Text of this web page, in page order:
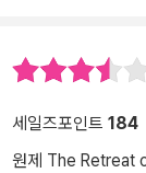
세일즈포인트 184
원제 The Retreat